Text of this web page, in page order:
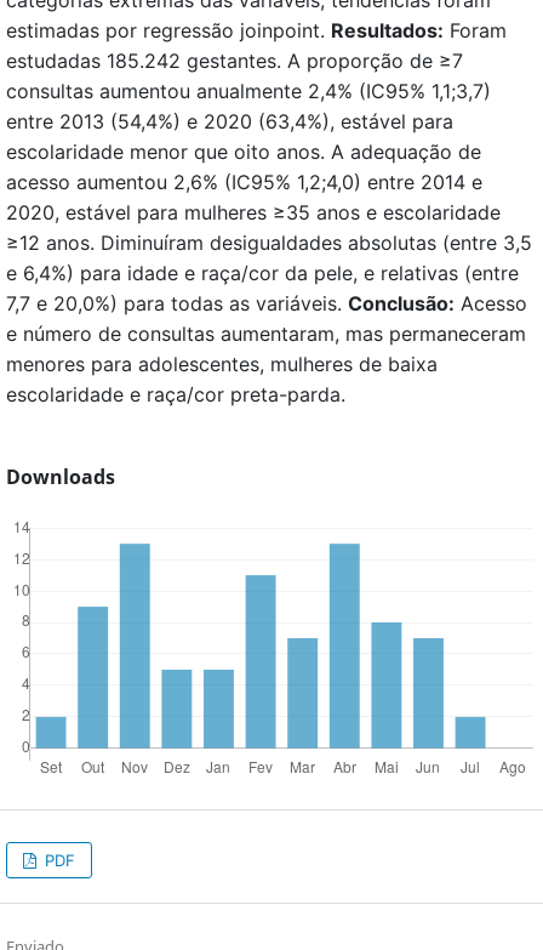
estimadas por regressão joinpoint. Resultados: Foram
estudadas 185.242 gestantes. A proporção de ≥7
consultas aumentou anualmente 2,4% (IC95% 1,1;3,7)
entre 2013 (54,4%) e 2020 (63,4%), estável para
escolaridade menor que oito anos. A adequação de
acesso aumentou 2,6% (IC95% 1,2;4,0) entre 2014 e
2020, estável para mulheres ≥35 anos e escolaridade
≥12 anos. Diminuíram desigualdades absolutas (entre 3,5
e 6,4%) para idade e raça/cor da pele, e relativas (entre
7,7 e 20,0%) para todas as variáveis. Conclusão: Acesso
e número de consultas aumentaram, mas permaneceram
menores para adolescentes, mulheres de baixa
escolaridade e raça/cor preta-parda.
Downloads
PDF